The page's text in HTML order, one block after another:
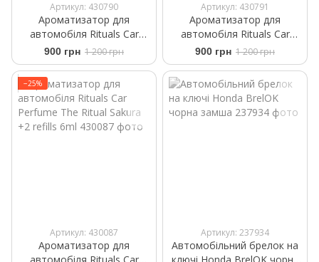
Артикул: 430790
Ароматизатор для
автомобіля Rituals ​Car
Perfume ​White Basil Private
Collection +2 Refills 6 g
900 грн 1 200 грн
Артикул: 430791
Ароматизатор для
автомобіля Rituals ​Car
Perfume The Rituals Wild Fig
+2 Refills 6 ml
900 грн 1 200 грн
−25%
Артикул: 430087
Ароматизатор для
Артикул: 237934
Автомобільний брелок на